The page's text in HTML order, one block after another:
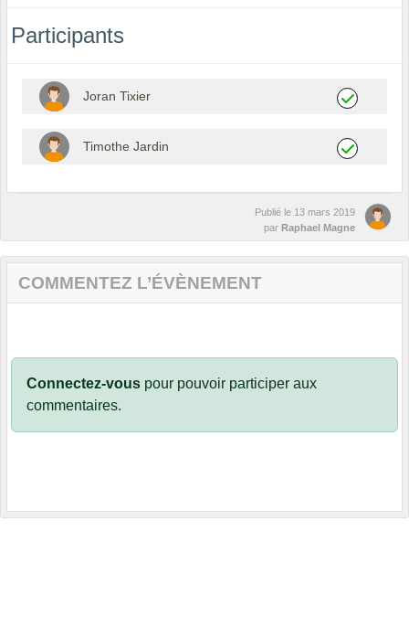
Participants
Joran Tixier
Timothe Jardin
Publié le 13 mars 2019
par Raphael Magne
COMMENTEZ L’ÉVÈNEMENT
Connectez-vous pour pouvoir participer aux
commentaires.